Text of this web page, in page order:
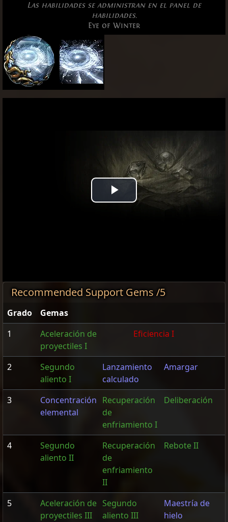
Las habilidades se administran en el panel de
habilidades.
Eye of Winter
Play
Recommended Support Gems /5
Grado
Gemas
1
Aceleración de
proyectiles I
Eficiencia I
2
Segundo
aliento I
Lanzamiento
calculado
Amargar
3
Concentración
elemental
Recuperación
de
enfriamiento I
Deliberación
4
Segundo
aliento II
Recuperación
de
enfriamiento
II
Rebote II
5
Aceleración de
proyectiles III
Segundo
aliento III
Maestría de
hielo